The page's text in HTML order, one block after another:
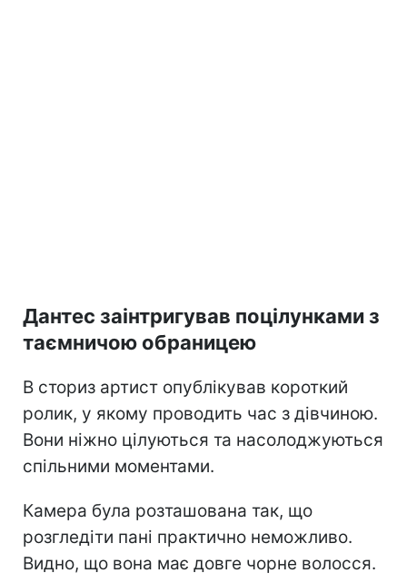
Дантес заінтригував поцілунками з
таємничою обраницею
В сториз артист опублікував короткий
ролик, у якому проводить час з дівчиною.
Вони ніжно цілуються та насолоджуються
спільними моментами.
Камера була розташована так, що
розгледіти пані практично неможливо.
Видно, що вона має довге чорне волосся.